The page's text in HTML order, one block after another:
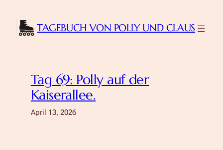
Inhalt
springen TAGEBUCH VON POLLY UND CLAUS
Tag 69: Polly auf der
Kaiserallee.
April 13, 2026